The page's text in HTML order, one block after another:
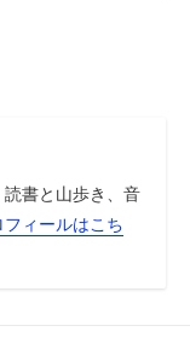
書と山歩き、音
ィールはこち